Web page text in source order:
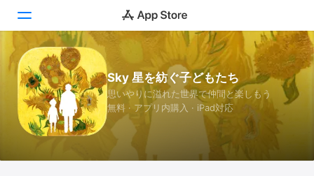
Today
ゲーム
アプリ
Arcade
Sky 星を紡ぐ子どもたち
思いやりに溢れた世界で仲間と楽しもう
無料 · アプリ内購入 · iPad対応